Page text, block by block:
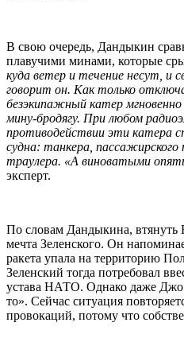
В свою очередь, Дандыкин
плавучими минами, которые
куда ветер и течение несут, и
говорит он. Как только
безэкипажный катер
мину-бродягу. При любом
противодействии эти катера
судна: танкера, пассажирского
траулера. «А виноватыми
эксперт.
По словам Дандыкина, втянуть
мечта Зеленского. Он
ракета упала на территорию
Зеленский тогда потребовал
устава НАТО. Однако даже Джо
то». Сейчас ситуация
провокаций, потому что